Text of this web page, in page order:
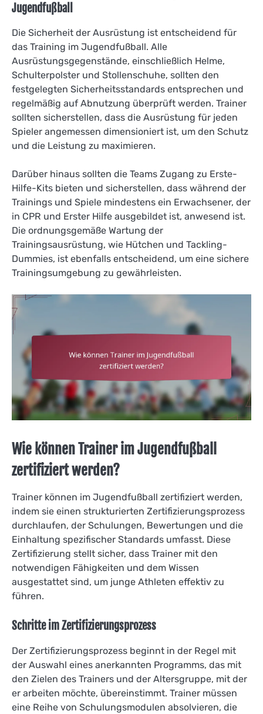
Jugendfußball
Die Sicherheit der Ausrüstung ist entscheidend für
das Training im Jugendfußball. Alle
Ausrüstungsgegenstände, einschließlich Helme,
Schulterpolster und Stollenschuhe, sollten den
festgelegten Sicherheitsstandards entsprechen und
regelmäßig auf Abnutzung überprüft werden. Trainer
sollten sicherstellen, dass die Ausrüstung für jeden
Spieler angemessen dimensioniert ist, um den Schutz
und die Leistung zu maximieren.
Darüber hinaus sollten die Teams Zugang zu Erste-
Hilfe-Kits bieten und sicherstellen, dass während der
Trainings und Spiele mindestens ein Erwachsener, der
in CPR und Erster Hilfe ausgebildet ist, anwesend ist.
Die ordnungsgemäße Wartung der
Trainingsausrüstung, wie Hütchen und Tackling-
Dummies, ist ebenfalls entscheidend, um eine sichere
Trainingsumgebung zu gewährleisten.
Wie können Trainer im Jugendfußball
zertifiziert werden?
Trainer können im Jugendfußball zertifiziert werden,
indem sie einen strukturierten Zertifizierungsprozess
durchlaufen, der Schulungen, Bewertungen und die
Einhaltung spezifischer Standards umfasst. Diese
Zertifizierung stellt sicher, dass Trainer mit den
notwendigen Fähigkeiten und dem Wissen
ausgestattet sind, um junge Athleten effektiv zu
führen.
Schritte im Zertifizierungsprozess
Der Zertifizierungsprozess beginnt in der Regel mit
der Auswahl eines anerkannten Programms, das mit
den Zielen des Trainers und der Altersgruppe, mit der
er arbeiten möchte, übereinstimmt. Trainer müssen
eine Reihe von Schulungsmodulen absolvieren, die